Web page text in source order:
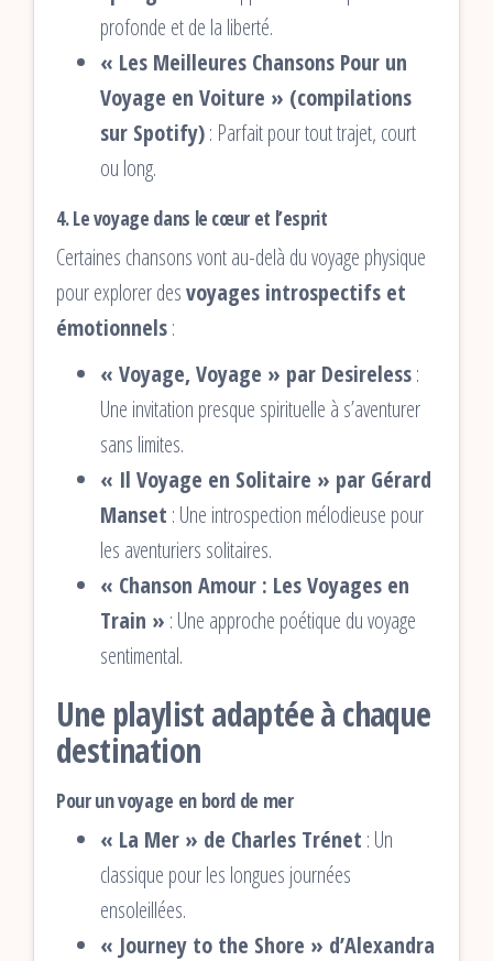
profonde et de la liberté.
« Les Meilleures Chansons Pour un
Voyage en Voiture » (compilations
sur Spotify): Parfait pour tout trajet, court
ou long.
4. Le voyage dans le cœur et l’esprit
Certaines chansons vont au-delà du voyage physique
pour explorer desvoyages introspectifs et
émotionnels:
« Voyage, Voyage » par Desireless:
Une invitation presque spirituelle à s’aventurer
sans limites.
« Il Voyage en Solitaire » par Gérard
Manset : Une introspection mélodieuse pour
les aventuriers solitaires.
« Chanson Amour : Les Voyages en
Train » : Une approche poétique du voyage
sentimental.
Une playlist adaptée à chaque
destination
Pour un voyage en bord de mer
« La Mer » de Charles Trénet : Un
classique pour les longues journées
ensoleillées.
« Journey to the Shore » d’Alexandra